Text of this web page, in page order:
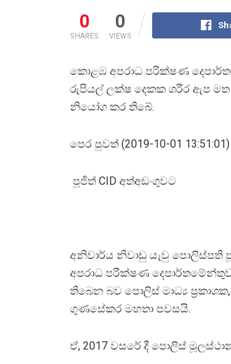
0
SHARES
0
VIEWS
කොළඹ අපරාධ පරික්ෂණ
රුපියල් ලක්ෂ දෙකක ශරීර ඇප මත
නියෝග කර තිබේ.
පෙර පුවත් (2019-10-01 13:51:01)
පූජිත් CID අත්අඩංගුවට
අනිවාර්ය නිවාඩු යැවු පොලිස්පති
අපරාධ පරීක්ෂණ
තිබෙන බව පොලිස් මාධ්‍ය
ගුණසේකර මහතා පවසයි.
ඒ, 2017 වසරේ දී පොලිස්